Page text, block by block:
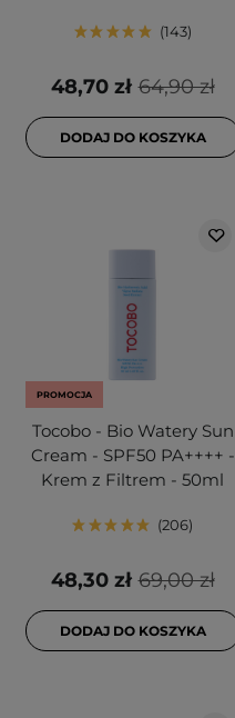
143
64,90 zł
48,70 zł
DODAJ DO KOSZYKA
PROMOCJA
Tocobo - Bio Watery Sun
Cream - SPF50 PA++++ -
Krem z Filtrem - 50ml
206
69,00 zł
48,30 zł
DODAJ DO KOSZYKA